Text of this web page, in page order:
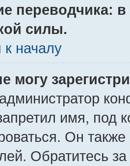
переводчика:
силы.
к началу
могу
имя, под
Он
Обратитесь